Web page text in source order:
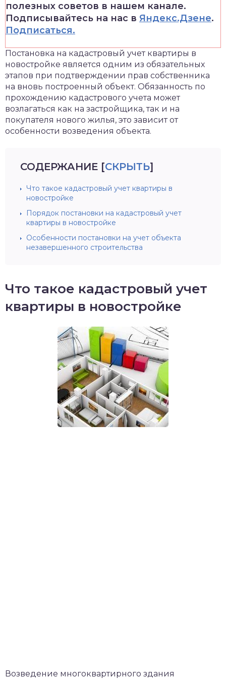
полезных советов в нашем канале.
Подписывайтесь на нас в Яндекс.Дзене.
Подписаться.
Постановка на кадастровый учет квартиры в
новостройке является одним из обязательных
этапов при подтверждении прав собственника
на вновь построенный объект. Обязанность по
прохождению кадастрового учета может
возлагаться как на застройщика, так и на
покупателя нового жилья, это зависит от
особенности возведения объекта.
СОДЕРЖАНИЕ [СКРЫТЬ]
Что такое кадастровый учет квартиры в
новостройке
Порядок постановки на кадастровый учет
квартиры в новостройке
Особенности постановки на учет объекта
незавершенного строительства
Что такое кадастровый учет
квартиры в новостройке
Возведение многоквартирного здания